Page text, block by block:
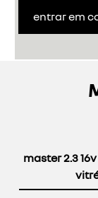
entrar em
master 2.3